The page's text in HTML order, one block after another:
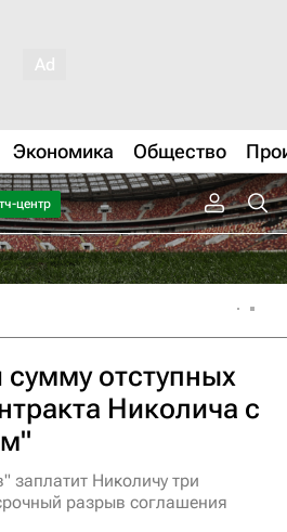
Экономика Общество
центр
отступных
Николича с
заплатит Николичу три
разрыв соглашения